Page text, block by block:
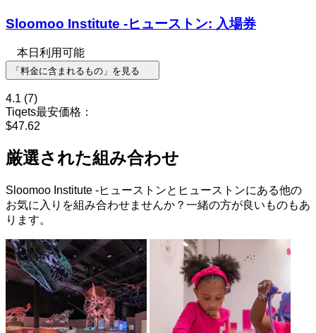
Sloomoo Institute -ヒューストン: 入場券
本日利用可能
「料金に含まれるもの」を見る
4.1 (7)
Tiqets最安価格：
$47.62
厳選された組み合わせ
Sloomoo Institute -ヒューストンとヒューストンにある他の
お気に入りを組み合わせませんか？一緒の方が良いものもあ
ります。